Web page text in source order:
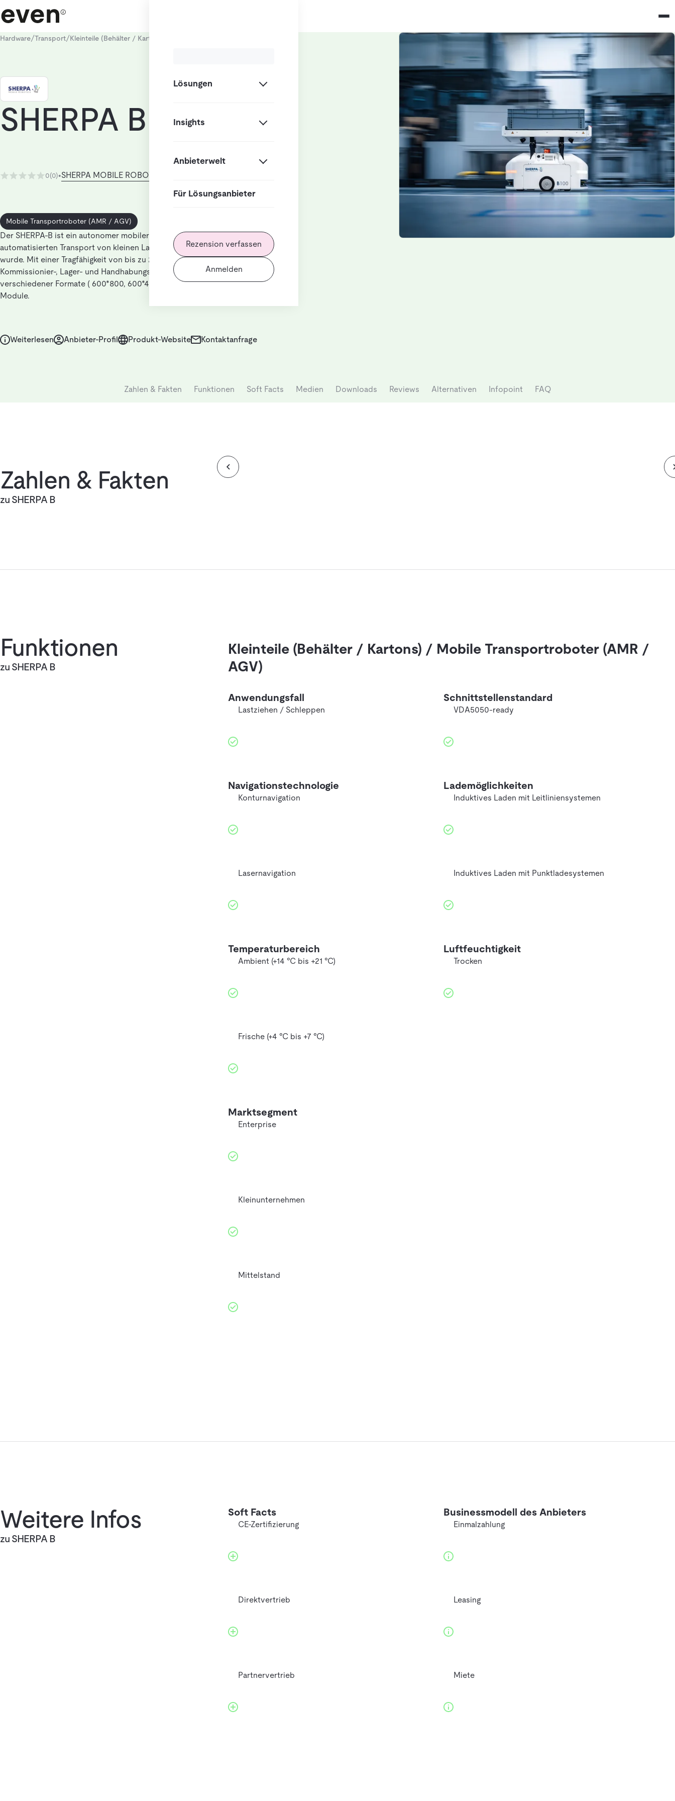
Lösungen
Insights
Anbieterwelt
Für Lösungsanbieter
Rezension verfassen
Anmelden
Hardware/Transport/Kleinteile (Behälter / Kartons)
SHERPA B
0(0)•SHERPA MOBILE ROBOTICS
Mobile Transportroboter (AMR / AGV)
Der SHERPA-B ist ein autonomer mobiler Roboter (AMR), der für den
automatisierten Transport von kleinen Ladungsträgern (KLT) entwickelt
wurde. Mit einer Tragfähigkeit von bis zu 200 kg optimiert der SHERPA-B
Kommissionier-, Lager- und Handhabungsprozesse von Behältern
verschiedener Formate ( 600*800, 600*400) sowie kundenspezifische
Module.
Weiterlesen Anbieter-Profil Produkt-Website Kontaktanfrage
Zahlen & Fakten Funktionen Soft Facts Medien Downloads Reviews Alternativen Infopoint FAQ
Zahlen & Fakten
zu SHERPA B
Funktionen
zu SHERPA B
Kleinteile (Behälter / Kartons) / Mobile Transportroboter (AMR /
AGV)
Anwendungsfall
Lastziehen / Schleppen
Schnittstellenstandard
VDA5050-ready
Navigationstechnologie
Konturnavigation
Lasernavigation
Lademöglichkeiten
Induktives Laden mit Leitliniensystemen
Induktives Laden mit Punktladesystemen
Temperaturbereich
Ambient (+14 °C bis +21 °C)
Frische (+4 °C bis +7 °C)
Luftfeuchtigkeit
Trocken
Marktsegment
Enterprise
Kleinunternehmen
Mittelstand
Weitere Infos
zu SHERPA B
Soft Facts
CE-Zertifizierung
Direktvertrieb
Partnervertrieb
Businessmodell des Anbieters
Einmalzahlung
Leasing
Miete